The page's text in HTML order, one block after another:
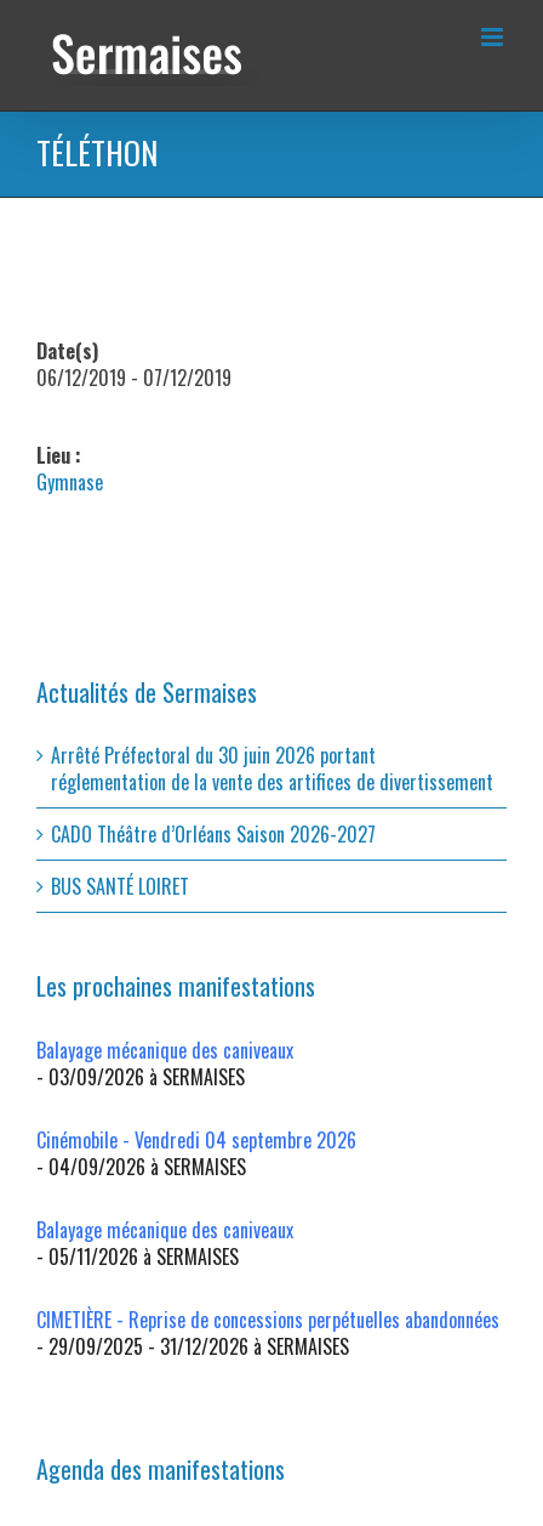
contenu
TÉLÉTHON
Date(s)
06/12/2019 - 07/12/2019
Lieu :
Gymnase
Actualités de Sermaises
Arrêté Préfectoral du 30 juin 2026 portant
réglementation de la vente des artifices de divertissement
CADO Théâtre d’Orléans Saison 2026-2027
BUS SANTÉ LOIRET
Les prochaines manifestations
Balayage mécanique des caniveaux
- 03/09/2026 à SERMAISES
Cinémobile - Vendredi 04 septembre 2026
- 04/09/2026 à SERMAISES
Balayage mécanique des caniveaux
- 05/11/2026 à SERMAISES
CIMETIÈRE - Reprise de concessions perpétuelles abandonnées
- 29/09/2025 - 31/12/2026 à SERMAISES
Agenda des manifestations